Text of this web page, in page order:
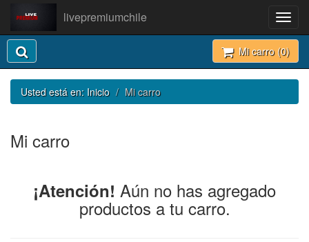
livepremiumchile
Mi carro (0)
Usted está en: Inicio Mi carro
Mi carro
¡Atención! Aún no has agregado
productos a tu carro.